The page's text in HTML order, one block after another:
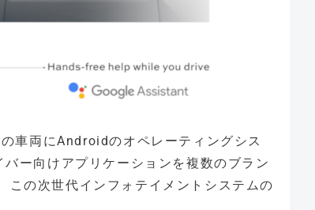
車両にAndroidのオペレーティングシス
ー向けアプリケーションを複数のブラン
この次世代インフォテイメントシステムの